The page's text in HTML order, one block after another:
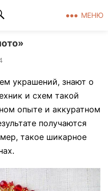
МЕНЮ
украшений, знают о
и схем такой
опыте и аккуратном
получаются
такое шикарное